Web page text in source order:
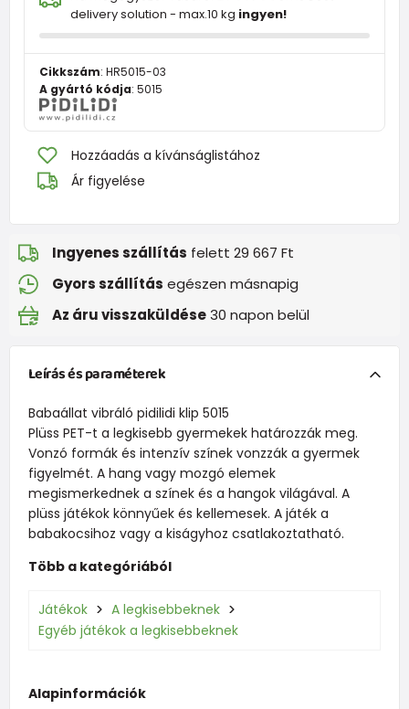
delivery solution - max.10 kg ingyen!
Cikkszám: HR5015-03
A gyártó kódja: 5015
Hozzáadás a kívánságlistához
Ár figyelése
Ingyenes szállítás felett 29 667 Ft
Gyors szállítás egészen másnapig
Az áru visszaküldése30 napon belül
Leírás és paraméterek
Babaállat vibráló pidilidi klip 5015
Plüss PET-t a legkisebb gyermekek határozzák meg.
Vonzó formák és intenzív színek vonzzák a gyermek
figyelmét. A hang vagy mozgó elemek
megismerkednek a színek és a hangok világával. A
plüss játékok könnyűek és kellemesek. A játék a
babakocsihoz vagy a kiságyhoz csatlakoztatható.
Több a kategóriából
Játékok
A legkisebbeknek
Egyéb játékok a legkisebbeknek
Alapinformációk